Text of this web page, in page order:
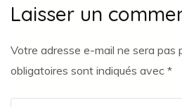
Laisser un
Votre adresse e-mail ne sera pas
obligatoires sont indiqués avec *